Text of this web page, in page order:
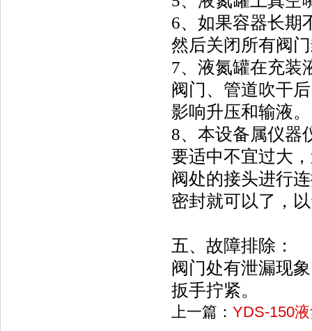
6、如果容器长期
然后关闭所有阀
7、液氮罐在充装
阀门、管道吹干
影响升压和输液。
8、本设备属仪器
要适中不宜过大
阀处的接头进行
密封就可以了，
五、故障排除：
阀门处有泄漏现
扳手拧紧。
上一篇： YDS-150